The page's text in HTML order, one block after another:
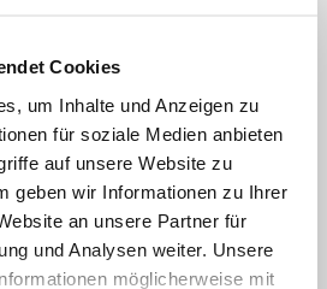
Cookies
um Inhalte und Anzeigen zu
für soziale Medien anbieten
auf unsere Website zu
geben wir Informationen zu Ihrer
an unsere Partner für
und Analysen weiter. Unsere
möglicherweise mit
Lota nicht beantworten.
bei der Vorstellung
gesagt, dass Namen
sollten Verantwortliche
Taten